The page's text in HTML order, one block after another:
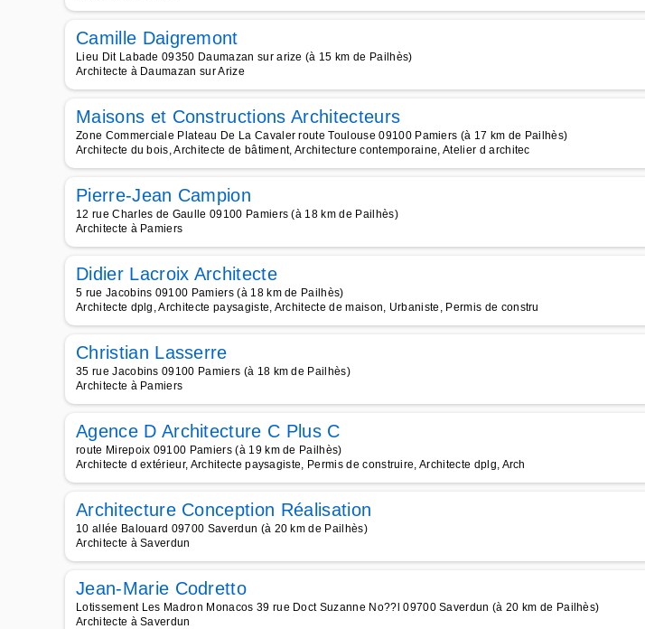
Camille Daigremont
Lieu Dit Labade 09350 Daumazan sur arize (à 15 km de Pailhès)
Architecte à Daumazan sur Arize
Maisons et Constructions Architecteurs
Zone Commerciale Plateau De La Cavaler route Toulouse 09100 Pamiers (à 17 km de Pailhès)
Architecte du bois, Architecte de bâtiment, Architecture contemporaine, Atelier d architec
Pierre-Jean Campion
12 rue Charles de Gaulle 09100 Pamiers (à 18 km de Pailhès)
Architecte à Pamiers
Didier Lacroix Architecte
5 rue Jacobins 09100 Pamiers (à 18 km de Pailhès)
Architecte dplg, Architecte paysagiste, Architecte de maison, Urbaniste, Permis de constru
Christian Lasserre
35 rue Jacobins 09100 Pamiers (à 18 km de Pailhès)
Architecte à Pamiers
Agence D Architecture C Plus C
route Mirepoix 09100 Pamiers (à 19 km de Pailhès)
Architecte d extérieur, Architecte paysagiste, Permis de construire, Architecte dplg, Arch
Architecture Conception Réalisation
10 allée Balouard 09700 Saverdun (à 20 km de Pailhès)
Architecte à Saverdun
Jean-Marie Codretto
Lotissement Les Madron Monacos 39 rue Doct Suzanne No??l 09700 Saverdun (à 20 km de Pailhès)
Architecte à Saverdun